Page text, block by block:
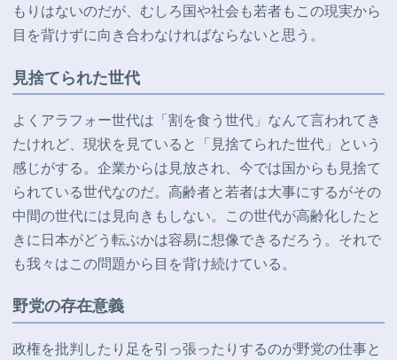
もりはないのだが、むしろ国や社会も若者もこの現実から
目を背けずに向き合わなければならないと思う。
見捨てられた世代
よくアラフォー世代は「割を食う世代」なんて言われてき
たけれど、現状を見ていると「見捨てられた世代」という
感じがする。企業からは見放され、今では国からも見捨て
られている世代なのだ。高齢者と若者は大事にするがその
中間の世代には見向きもしない。この世代が高齢化したと
きに日本がどう転ぶかは容易に想像できるだろう。それで
も我々はこの問題から目を背け続けている。
野党の存在意義
政権を批判したり足を引っ張ったりするのが野党の仕事と